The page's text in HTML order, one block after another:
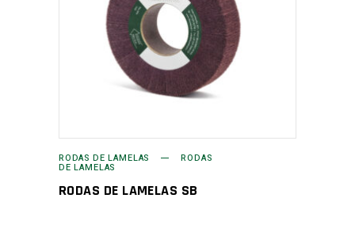
RODAS DE LAMELAS RODAS
DE LAMELAS
RODAS DE LAMELAS SB